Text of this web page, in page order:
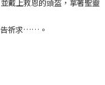
戴上救恩的頭盔，拿著聖靈
祈求……。